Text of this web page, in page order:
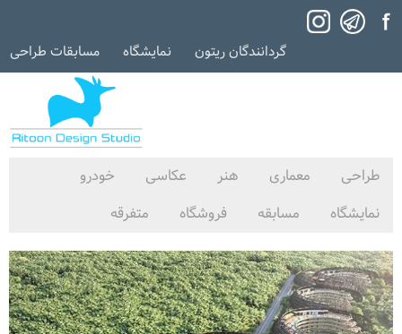
گردانندگان ریتون نمایشگاه مسابقات طراحی
طراحی معماری هنر عکاسی
خودرو
نمایشگاه
مسابقه فروشگاه متفرقه